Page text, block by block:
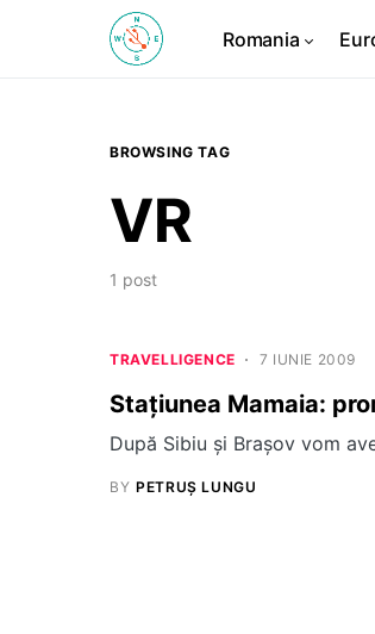
Romania
BROWSING TAG
VR
1 post
TRAVELLIGENCE 7 IUNIE 2009
Staţiunea Mamaia:
După Sibiu şi Braşov vom
BY PETRUȘ LUNGU